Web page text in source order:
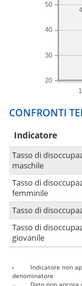
20
30
40
50
CONFRONTI
Indicatore
Tasso di
maschile
Tasso di
femminile
Tasso di
Tasso di
giovanile
-
Indicatore non
denominatore